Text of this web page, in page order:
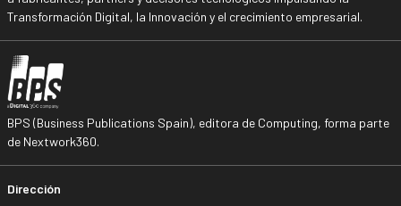
Transformación Digital, la Innovación y el crecimiento empresarial.
BPS (Business Publications Spain), editora de Computing, forma parte
de Nextwork360.
Dirección